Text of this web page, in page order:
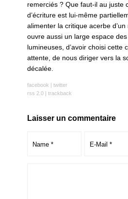
remerciés ? Que faut-il au juste
d’écriture est lui-même
alimenter la critique acerbe
ouvre aussi un large espace
lumineuses, d’avoir choisi
attente, de nous diriger vers la
décalée.
facebook | twitter
rss 2.0| trackback
Laisser un commentaire